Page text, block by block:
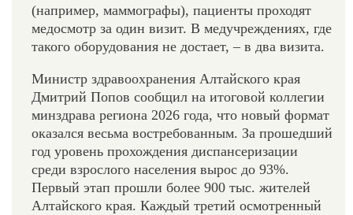
(например, маммографы), пациенты проходят
медосмотр за один визит. В медучреждениях, где
такого оборудования не достает, – в два визита.
Министр здравоохранения Алтайского края
Дмитрий Попов сообщил на итоговой коллегии
минздрава региона 2026 года, что новый формат
оказался весьма востребованным. За прошедший
год уровень прохождения диспансеризации
среди взрослого населения вырос до 93%.
Первый этап прошли более 900 тыс. жителей
Алтайского края. Каждый третий осмотренный